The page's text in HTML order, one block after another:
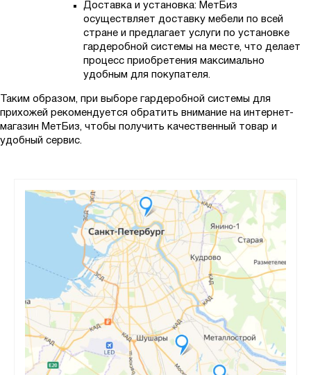
Доставка и установка: МетБиз
осуществляет доставку мебели по всей
стране и предлагает услуги по установке
гардеробной системы на месте, что делает
процесс приобретения максимально
удобным для покупателя.
Таким образом, при выборе гардеробной системы для
прихожей рекомендуется обратить внимание на интернет-
магазин МетБиз, чтобы получить качественный товар и
удобный сервис.